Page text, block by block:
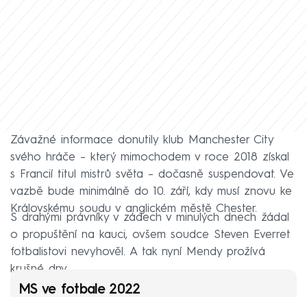
Závažné informace donutily klub Manchester City
svého hráče – který mimochodem v roce 2018 získal
s Francií titul mistrů světa – dočasně suspendovat. Ve
vazbě bude minimálně do 10. září, kdy musí znovu ke
Královskému soudu v anglickém městě Chester.
S drahými právníky v zádech v minulých dnech žádal
o propuštění na kauci, ovšem soudce Steven Everret
fotbalistovi nevyhověl. A tak nyní Mendy prožívá
krušné dny.
MS ve fotbale 2022